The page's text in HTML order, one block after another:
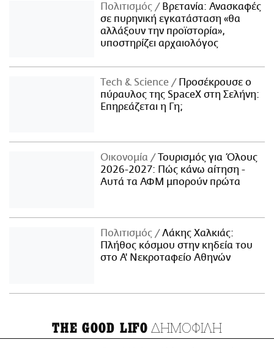
Πολιτισμός
Βρετανία: Ανασκαφές
σε πυρηνική εγκατάσταση «θα
αλλάξουν την προϊστορία»,
υποστηρίζει αρχαιολόγος
Τech & Science
Προσέκρουσε ο
πύραυλος της SpaceX στη Σελήνη:
Επηρεάζεται η Γη;
Οικονομία
Τουρισμός για Όλους
2026-2027: Πώς κάνω αίτηση -
Αυτά τα ΑΦΜ μπορούν πρώτα
Πολιτισμός
Λάκης Χαλκιάς:
Πλήθος κόσμου στην κηδεία του
στο Α' Νεκροταφείο Αθηνών
THE GOOD LIFO ΔΗΜΟΦΙΛΗ